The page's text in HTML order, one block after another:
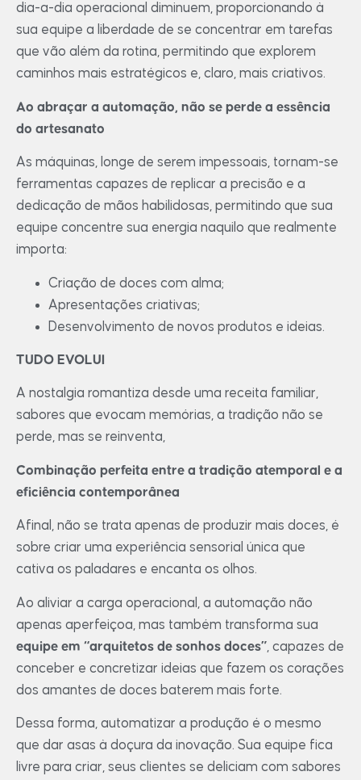
dia-a-dia operacional diminuem, proporcionando à
sua equipe a liberdade de se concentrar em tarefas
que vão além da rotina, permitindo que explorem
caminhos mais estratégicos e, claro, mais criativos.
Ao abraçar a automação, não se perde a essência
do artesanato
As máquinas, longe de serem impessoais, tornam-se
ferramentas capazes de replicar a precisão e a
dedicação de mãos habilidosas, permitindo que sua
equipe concentre sua energia naquilo que realmente
importa:
Criação de doces com alma;
Apresentações criativas;
Desenvolvimento de novos produtos e ideias.
TUDO EVOLUI
A nostalgia romantiza desde uma receita familiar,
sabores que evocam memórias, a tradição não se
perde, mas se reinventa,
Combinação perfeita entre a tradição atemporal e a
eficiência contemporânea
Afinal, não se trata apenas de produzir mais doces, é
sobre criar uma experiência sensorial única que
cativa os paladares e encanta os olhos.
Ao aliviar a carga operacional, a automação não
apenas aperfeiçoa, mas também transforma sua
equipe em “arquitetos de sonhos doces” , capazes de
conceber e concretizar ideias que fazem os corações
dos amantes de doces baterem mais forte.
Dessa forma, automatizar a produção é o mesmo
que dar asas à doçura da inovação. Sua equipe fica
livre para criar, seus clientes se deliciam com sabores